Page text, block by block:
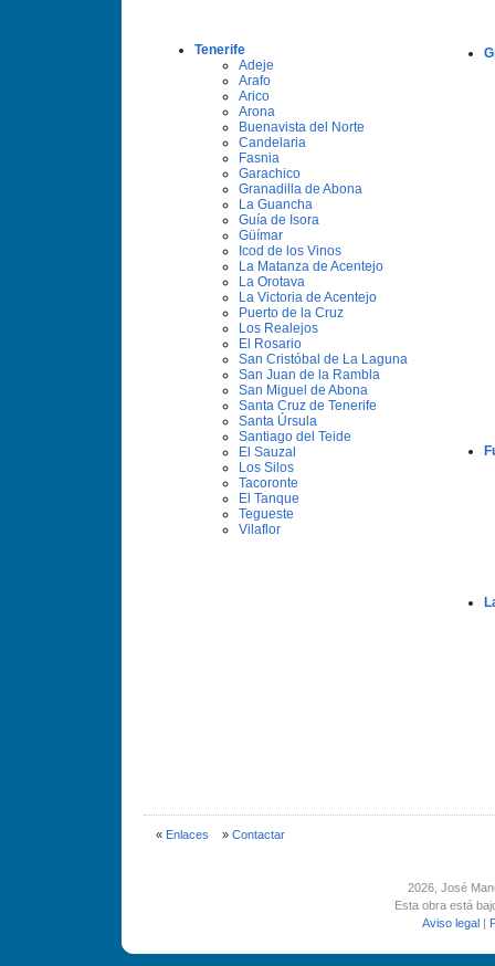
Tenerife
Adeje
Arafo
Arico
Arona
Buenavista del Norte
Candelaria
Fasnia
Garachico
Granadilla de Abona
La Guancha
Guí­a de Isora
Güí­mar
Icod de los Vinos
La Matanza de Acentejo
La Orotava
La Victoria de Acentejo
Puerto de la Cruz
Los Realejos
El Rosario
San Cristóbal de La Laguna
San Juan de la Rambla
San Miguel de Abona
Santa Cruz de Tenerife
Santa Úrsula
Santiago del Teide
El Sauzal
Los Silos
Tacoronte
El Tanque
Tegueste
Vilaflor
« Enlaces » Contactar
2026, José
Esta obra está
Aviso legal |